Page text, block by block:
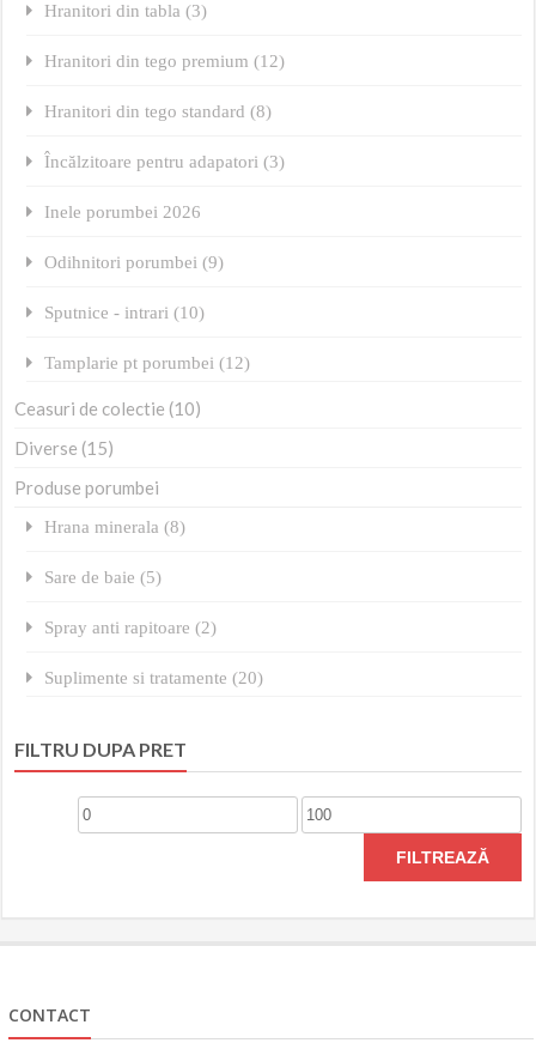
Hranitori din tabla (3)
Hranitori din tego premium (12)
Hranitori din tego standard (8)
Încălzitoare pentru adapatori (3)
Inele porumbei 2026
Odihnitori porumbei (9)
Sputnice - intrari (10)
Tamplarie pt porumbei (12)
Ceasuri de colectie (10)
Diverse (15)
Produse porumbei
Hrana minerala (8)
Sare de baie (5)
Spray anti rapitoare (2)
Suplimente si tratamente (20)
FILTRU DUPA PRET
Preț
Preț
FILTREAZĂ
CONTACT